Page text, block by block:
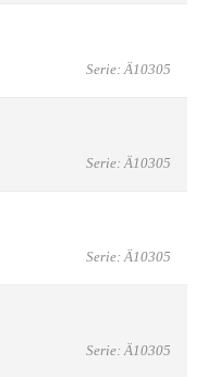
Serie: Ä10305
Serie: Ä10305
Serie: Ä10305
Serie: Ä10305